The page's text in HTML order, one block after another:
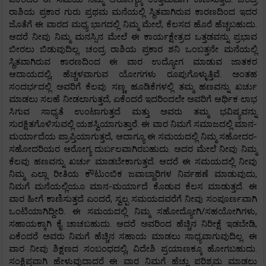
ರಾಶಿಯ ಪ್ರಕಾರ ಗುರು ಪ್ರಥಮ ಮನೆಯಲ್ಲಿ ಸ್ಥಿತವಾಗಿರುವ ಕಾರಣದಿಂದ ಇದರ
ಜೊತೆಗೆ ಈ ವಾರದ ಮಧ್ಯ ಭಾಗದಲ್ಲಿ ನಿಮ್ಮ ಮೇಲೆ, ಕೆಲಸದ ಹೊರೆ ಹೆಚ್ಚಬಹುದು.
ಆದರೆ ನೀವು ನಿಮ್ಮ ಮನಸ್ಸಿನ ಮೇಲೆ ಈ ಕಾರ್ಯಕ್ಷೇತ್ರದ ಒತ್ತಡವನ್ನು ಪ್ರಭಾವ
ಬೀರಲು ಬಿಡುವುದಿಲ್ಲ. ಚಂದ್ರ ರಾಶಿಯ ಪ್ರಕಾರ ಶನಿ ಒಂಬತ್ತನೇ ಮನೆಯಲ್ಲಿ
ಸ್ಥಿತವಾಗಿರುವ ಕಾರಣದಿಂದ ಈ ವಾರ ಉದ್ಯೋಗ ಮಾಡುವ ಜಾತಕರ
ಆದಾಯದಲ್ಲಿ, ಹೆಚ್ಚಳವಾಗುವ ಯೋಗಗಳು ರೂಪುಗೊಳ್ಳುತ್ತಿವೆ. ಅಂತಹ
ಸಂದರ್ಭದಲ್ಲಿ ಅವರಿಗೆ ಕೆಲವು ಸಣ್ಣ ಹೂಡಿಕೆಗಳಲ್ಲಿ ತಮ್ಮ ಹಣವನ್ನು ಖರ್ಚು
ಮಾಡಲು ಸಲಹೆ ನೀಡಲಾಗುತ್ತದೆ, ಏಕೆಂದರೆ ಇದರಿಂದಲೇ ಅವರಿಗೆ ಆರ್ಥಿಕ ಲಾಭ
ಸಿಗುವ ಸಾಧ್ಯತೆ ಉಂಟಾಗುತ್ತದೆ ಮತ್ತು ಅವರು ತಮ್ಮ ಭವಿಷ್ಯವನ್ನು
ಸುರಕ್ಷಿತಗೊಳಿಸುವಲ್ಲಿ ಯಶಸ್ವಿಯಾಗುತ್ತಾರೆ. ಈ ವಾರ ನಿಮಗೆ ಸಮಾಜದಲ್ಲಿ ಮಾನ-
ಮರ್ಯಾದೆಯ ಪ್ರಾಪ್ತಿಯಾಗುತ್ತದೆ, ಆದಾಗ್ಯೂ ಈ ಸಮಯದಲ್ಲಿ ನಿಮ್ಮ ಸಹೋದರ-
ಸಹೋದರಿಯರ ಆರೋಗ್ಯ ದುರ್ಬಲವಾಗಿರಬಹುದು. ಅದರ ಮೇಲೆ ನೀವು ನಿಮ್ಮ
ಕೆಲವು ಹಣವನ್ನು ಖರ್ಚು ಮಾಡಬೇಕಾಗುತ್ತದೆ. ಆದರೆ ಈ ಸಮಯದಲ್ಲಿ ನೀವು
ನಿಮ್ಮ ಎಲ್ಲಾ ರೀತಿಯ ಕೌಟುಂಬಿಕ ಜವಾಬ್ದಾರಿಗಳ ನಿರ್ವಹಣೆ ಮಾಡುವುದು,
ನಿಮಗೆ ಮನೆಯಲ್ಲಿಯೂ ಮಾನ-ಮರ್ಯಾದೆ ಕೊಡುವ ಕೆಲಸ ಮಾಡುತ್ತದೆ. ಈ
ವಾರ ಹೀಗೆ ಕಾಣಿಸುತ್ತದೆ ಎಂದರೆ, ಸ್ವಲ್ಪ ಸಮಯದವರೆಗೆ ನೀವು ಸಂಪೂರ್ಣವಾಗಿ
ಒಂಟಿಯಾಗಿದ್ದೀರಿ. ಈ ಸಮಯದಲ್ಲಿ ನಿಮ್ಮ ಸಹೋದ್ಯೋಗಿ/ಸಹಯೋಗಿಗಳು,
ಸಹಾಯಕ್ಕಾಗಿ ಕೈ ಚಾಚಬಹುದು. ಆದರೆ ಅವರಿಂದ ಹೆಚ್ಚಿನ ನಿರೀಕ್ಷೆ ಇಡಬೇಡಿ,
ಏಕೆಂದರೆ ಅವರು ನಿಮಗೆ ಹೆಚ್ಚಿನ ಸಹಾಯ ಮಾಡಲು ಸಾಧ್ಯವಾಗುವುದಿಲ್ಲ. ಈ
ವಾರ ನೀವು ಶಿಕ್ಷಣದ ಸಂಬಂಧದಲ್ಲಿ, ವಿದೇಶಿ ಪ್ರಯಾಣಕ್ಕೂ ಹೋಗಬಹುದು.
ಸಂಕ್ಷಿಪ್ತವಾಗಿ ಹೇಳುವುದಾದರೆ ಈ ವಾರ ನಿಮಗೆ ಹೆಚ್ಚು ಪರಿಶ್ರಮ ಮಾಡಲು